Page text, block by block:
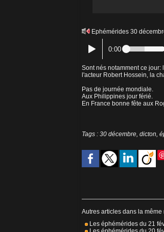
Ephémérides 30
0:00
Sont nés notamment ce
l'acteur Robert Hossein, la
Pas de journée mondiale.
Aux Philippines jour férié.
En France bonne fête aux
Tags : 30 décembre, dicton,
Autres articles dans la
Les éphémérides du 21